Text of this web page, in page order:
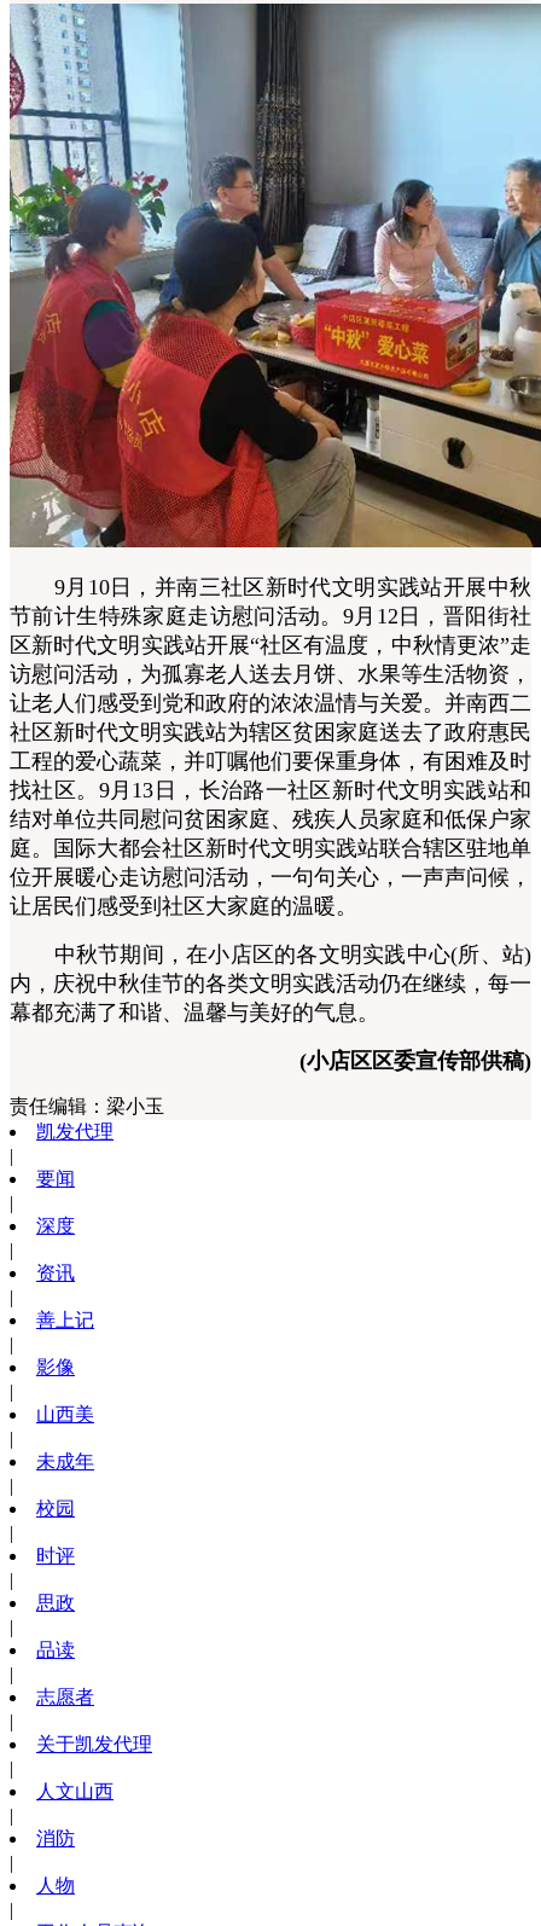
9月10日，并南三社区新时代文明实践站开展中秋
节前计生特殊家庭走访慰问活动。9月12日，晋阳街社
区新时代文明实践站开展“社区有温度，中秋情更浓”走
访慰问活动，为孤寡老人送去月饼、水果等生活物资，
让老人们感受到党和政府的浓浓温情与关爱。并南西二
社区新时代文明实践站为辖区贫困家庭送去了政府惠民
工程的爱心蔬菜，并叮嘱他们要保重身体，有困难及时
找社区。9月13日，长治路一社区新时代文明实践站和
结对单位共同慰问贫困家庭、残疾人员家庭和低保户家
庭。国际大都会社区新时代文明实践站联合辖区驻地单
位开展暖心走访慰问活动，一句句关心，一声声问候，
让居民们感受到社区大家庭的温暖。
中秋节期间，在小店区的各文明实践中心(所、站)
内，庆祝中秋佳节的各类文明实践活动仍在继续，每一
幕都充满了和谐、温馨与美好的气息。
(小店区区委宣传部供稿)
责任编辑： 梁小玉
凯发代理
|
要闻
|
深度
|
资讯
|
善上记
|
影像
|
山西美
|
未成年
|
校园
|
时评
|
思政
|
品读
|
志愿者
|
关于凯发代理
|
人文山西
|
消防
|
人物
|